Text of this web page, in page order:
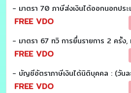
FREE VDO
FREE VDO
- บัญชีอัตราภาษีเงินได้นิติบุคคล : (วันล
FREE VDO